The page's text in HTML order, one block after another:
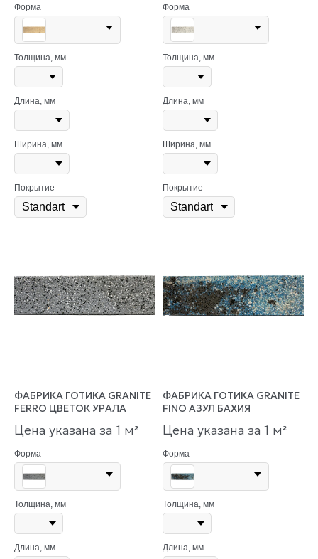
Форма
Толщина, мм
Длина, мм
Ширина, мм
Покрытие
Форма
Толщина, мм
Длина, мм
Ширина, мм
Покрытие
ФАБРИКА ГОТИКА GRANITE
FERRO ЦВЕТОК УРАЛА
Цена указана за 1 м²
Форма
Толщина, мм
Длина, мм
ФАБРИКА ГОТИКА GRANITE
FINO АЗУЛ БАХИЯ
Цена указана за 1 м²
Форма
Толщина, мм
Длина, мм